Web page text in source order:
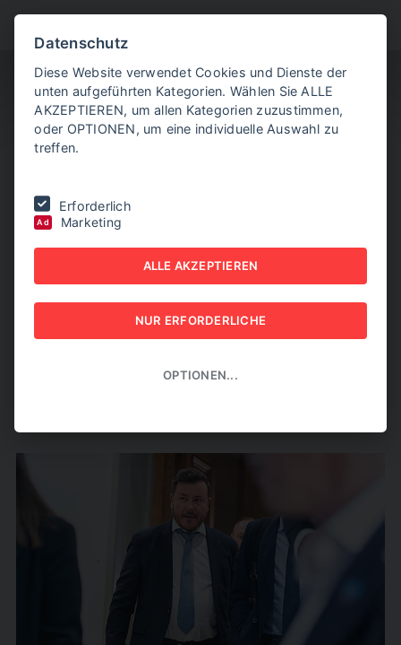
erneuter Kritik, warnt vor "Signa zwei"
PESCHORN MIT
ERNEUTER KRITIK,
WARNT VOR "SIGNA
Datenschutz
Diese Website verwendet Cookies und Dienste der
unten aufgeführten Kategorien. Wählen Sie ALLE
AKZEPTIEREN, um allen Kategorien zuzustimmen,
oder OPTIONEN, um eine individuelle Auswahl zu
treffen.
Erforderlich
Ad Marketing
ALLE AKZEPTIEREN
NUR ERFORDERLICHE
OPTIONEN...